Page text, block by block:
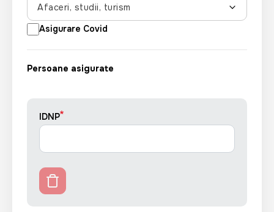
Afaceri, studii, turism
Asigurare Covid
Persoane asigurate
IDNP